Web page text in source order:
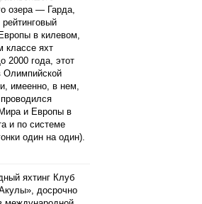
озера — Гарда,
в килевом,
классе яхт
2000 года, этот
Олимпийской
имеенно, в нем,
и Европы в
и по системе
один на один).
яхтинг Клуб
досрочно